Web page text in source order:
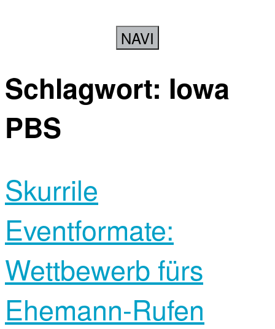
NAVI
Schlagwort: Iowa
PBS
Skurrile
Eventformate:
Wettbewerb fürs
Ehemann-Rufen